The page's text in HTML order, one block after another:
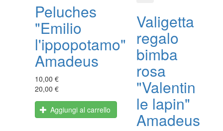
Peluches
"Emilio
l'ippopotamo"
Amadeus
10,00 €
20,00 €
Aggiungi al carrello
Valigetta
regalo
bimba
rosa
"Valentin
le lapin"
Amadeus